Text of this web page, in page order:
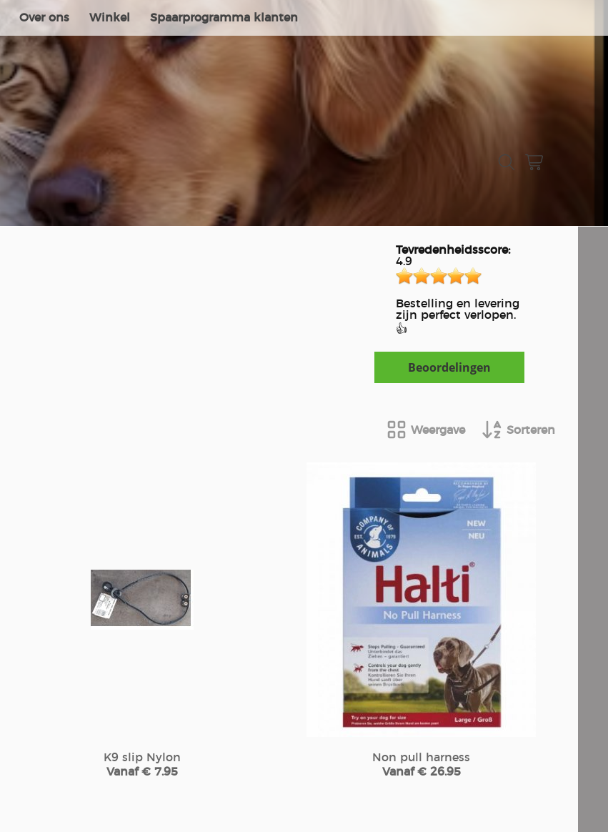
Over ons Winkel Spaarprogramma klanten
Tevredenheidsscore:
4.9
Bestelling en levering
zijn perfect verlopen.
👍
Beoordelingen
Weergave Sorteren
K9 slip Nylon
Vanaf € 7.95
Non pull harness
Vanaf € 26.95